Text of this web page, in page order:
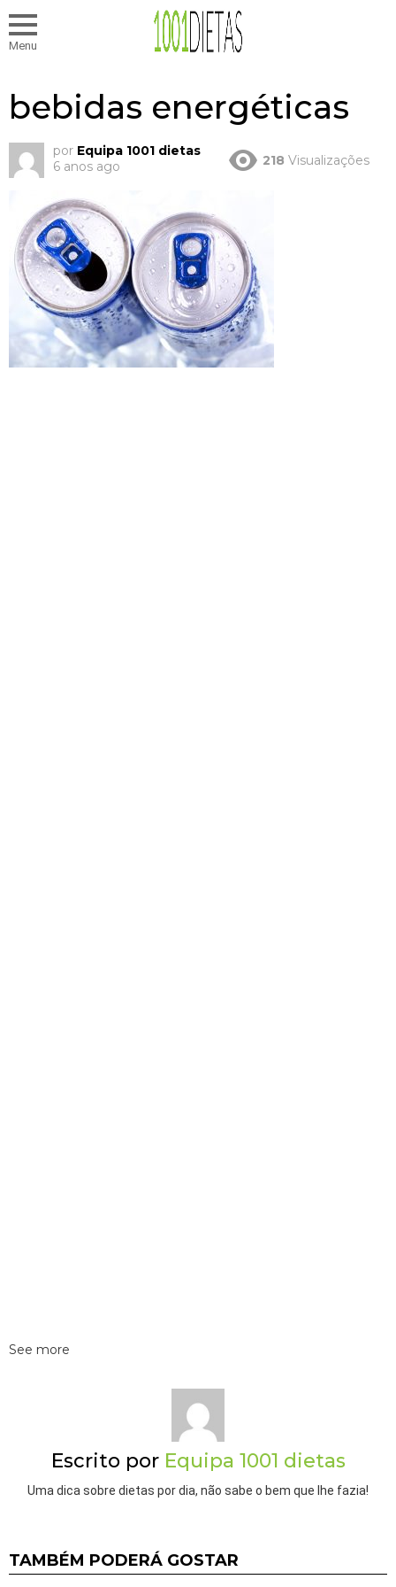
Menu
bebidas energéticas
por Equipa 1001 dietas
6 anos ago
218 Visualizações
See more
Escrito por Equipa 1001 dietas
Uma dica sobre dietas por dia, não sabe o bem que lhe fazia!
TAMBÉM PODERÁ GOSTAR